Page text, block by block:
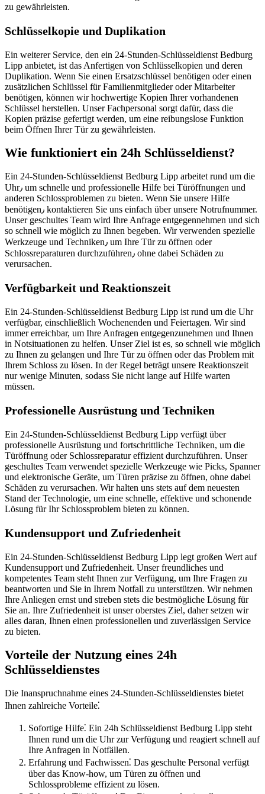
zu gewährleisten.
Schlüsselkopie und Duplikation
Ein weiterer Service, den ein 24-Stunden-Schlüsseldienst Bedburg
Lipp anbietet, ist das Anfertigen von Schlüsselkopien und deren
Duplikation.​ Wenn Sie einen Ersatzschlüssel benötigen oder einen
zusätzlichen Schlüssel für Familienmitglieder oder Mitarbeiter
benötigen, können wir hochwertige Kopien Ihrer vorhandenen
Schlüssel herstellen.​ Unser Fachpersonal sorgt dafür, dass die
Kopien präzise gefertigt werden, um eine reibungslose Funktion
beim Öffnen Ihrer Tür zu gewährleisten.​
Wie funktioniert ein 24h Schlüsseldienst?​
Ein 24-Stunden-Schlüsseldienst Bedburg Lipp arbeitet rund um die
Uhr٫ um schnelle und professionelle Hilfe bei Türöffnungen und
anderen Schlossproblemen zu bieten.​ Wenn Sie unsere Hilfe
benötigen٫ kontaktieren Sie uns einfach über unsere Notrufnummer.​
Unser geschultes Team wird Ihre Anfrage entgegennehmen und sich
so schnell wie möglich zu Ihnen begeben.​ Wir verwenden spezielle
Werkzeuge und Techniken٫ um Ihre Tür zu öffnen oder
Schlossreparaturen durchzuführen٫ ohne dabei Schäden zu
verursachen.​
Verfügbarkeit und Reaktionszeit
Ein 24-Stunden-Schlüsseldienst Bedburg Lipp ist rund um die Uhr
verfügbar, einschließlich Wochenenden und Feiertagen. Wir sind
immer erreichbar, um Ihre Anfragen entgegenzunehmen und Ihnen
in Notsituationen zu helfen.​ Unser Ziel ist es, so schnell wie möglich
zu Ihnen zu gelangen und Ihre Tür zu öffnen oder das Problem mit
Ihrem Schloss zu lösen.​ In der Regel beträgt unsere Reaktionszeit
nur wenige Minuten, sodass Sie nicht lange auf Hilfe warten
müssen.​
Professionelle Ausrüstung und Techniken
Ein 24-Stunden-Schlüsseldienst Bedburg Lipp verfügt über
professionelle Ausrüstung und fortschrittliche Techniken, um die
Türöffnung oder Schlossreparatur effizient durchzuführen.​ Unser
geschultes Team verwendet spezielle Werkzeuge wie Picks, Spanner
und elektronische Geräte, um Türen präzise zu öffnen, ohne dabei
Schäden zu verursachen.​ Wir halten uns stets auf dem neuesten
Stand der Technologie, um eine schnelle, effektive und schonende
Lösung für Ihr Schlossproblem bieten zu können.​
Kundensupport und Zufriedenheit
Ein 24-Stunden-Schlüsseldienst Bedburg Lipp legt großen Wert auf
Kundensupport und Zufriedenheit.​ Unser freundliches und
kompetentes Team steht Ihnen zur Verfügung, um Ihre Fragen zu
beantworten und Sie in Ihrem Notfall zu unterstützen. Wir nehmen
Ihre Anliegen ernst und streben stets die bestmögliche Lösung für
Sie an.​ Ihre Zufriedenheit ist unser oberstes Ziel, daher setzen wir
alles daran, Ihnen einen professionellen und zuverlässigen Service
zu bieten.
Vorteile der Nutzung eines 24h
Schlüsseldienstes
Die Inanspruchnahme eines 24-Stunden-Schlüsseldienstes bietet
Ihnen zahlreiche Vorteile⁚
Sofortige Hilfe⁚ Ein 24h Schlüsseldienst Bedburg Lipp steht
Ihnen rund um die Uhr zur Verfügung und reagiert schnell auf
Ihre Anfragen in Notfällen.​
Erfahrung und Fachwissen⁚ Das geschulte Personal verfügt
über das Know-how, um Türen zu öffnen und
Schlossprobleme effizient zu lösen.​